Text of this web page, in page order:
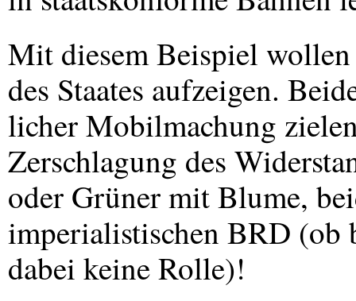
Mit diesem Beispiel
des Staates aufzeigen.
licher Mobilmachung
Zerschlagung des
oder Grüner mit Blume,
imperialistischen BRD (ob
dabei keine Rolle)!